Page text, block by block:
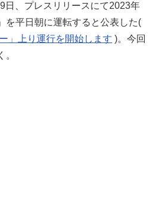
日、プレスリリースにて2023年
を平日朝に運転すると公表した(
」上り運行を開始します )。今回